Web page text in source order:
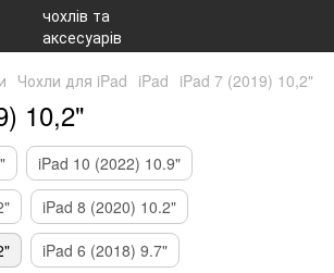
Чохли для iPad iPad iPad 7 (2019) 10,2"
10,2"
iPad 10 (2022) 10.9"
iPad 8 (2020) 10.2"
iPad 6 (2018) 9.7"